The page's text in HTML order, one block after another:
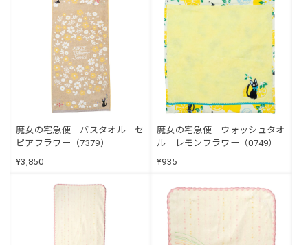
魔女の宅急便 バスタオル セ
ピアフラワー（7379）
¥3,850
魔女の宅急便 ウォッシュタオ
ル レモンフラワー（0749）
¥935